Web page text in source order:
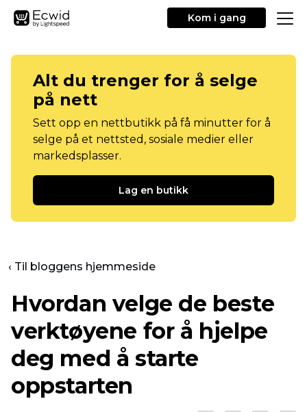
Kom i gang
Alt du trenger for å selge
på nett
Sett opp en nettbutikk på få minutter for å
selge på et nettsted, sosiale medier eller
markedsplasser.
Lag en butikk
‹ Til bloggens hjemmeside
Hvordan velge de beste
verktøyene for å hjelpe
deg med å starte
oppstarten